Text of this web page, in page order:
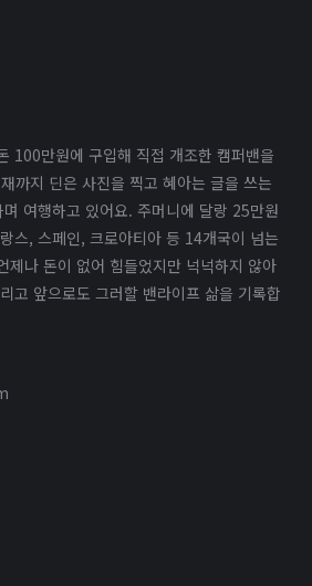
100만원에 구입해 직접 개조한 캠퍼밴을
까지 딘은 사진을 찍고 혜아는 글을 쓰는
여행하고 있어요. 주머니에 달랑 25만원
스, 스페인, 크로아티아 등 14개국이 넘는
제나 돈이 없어 힘들었지만 넉넉하지 않아
고 앞으로도 그러할 밴라이프 삶을 기록합